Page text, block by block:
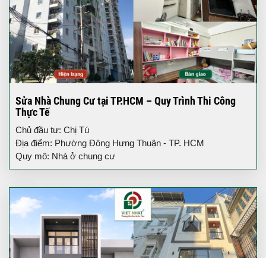
Sửa Nhà Chung Cư tại TP.HCM – Quy Trình Thi Công
Thực Tế
Chủ đầu tư: Chị Tú
Địa điểm: Phường Đông Hưng Thuận - TP. HCM
Quy mô: Nhà ở chung cư